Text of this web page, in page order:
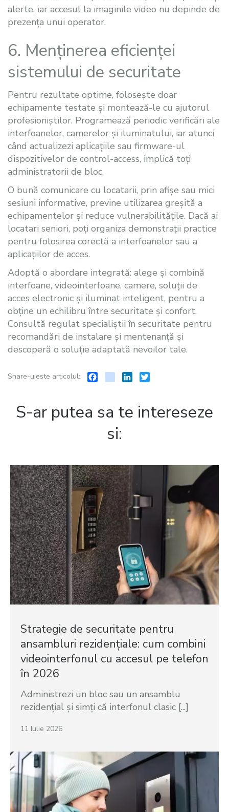
alerte, iar accesul la imaginile video nu depinde de
prezența unui operator.
6. Menținerea eficienței
sistemului de securitate
Pentru rezultate optime, folosește doar
echipamente testate și montează-le cu ajutorul
profesioniștilor. Programează periodic verificări ale
interfoanelor, camerelor și iluminatului, iar atunci
când actualizezi aplicațiile sau firmware-ul
dispozitivelor de control-access, implică toți
administratorii de bloc.
O bună comunicare cu locatarii, prin afișe sau mici
sesiuni informative, previne utilizarea greșită a
echipamentelor și reduce vulnerabilitățile. Dacă ai
locatari seniori, poți organiza demonstrații practice
pentru folosirea corectă a interfoanelor sau a
aplicațiilor de acces.
Adoptă o abordare integrată: alege și combină
interfoane, videointerfoane, camere, soluții de
acces electronic și iluminat inteligent, pentru a
obține un echilibru între securitate și confort.
Consultă regulat specialiștii în securitate pentru
recomandări de instalare și mentenanță și
descoperă o soluție adaptată nevoilor tale.
Share-uieste articolul: Facebookinstagram
LinkedIn
S-ar putea sa te intereseze
si:
Strategie de securitate pentru
ansambluri rezidențiale: cum combini
videointerfonul cu accesul pe telefon
în 2026
Administrezi un bloc sau un ansamblu
rezidențial și simți că interfonul clasic [...]
11 Iulie 2026